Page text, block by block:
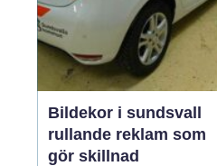
Bildekor i sundsvall
rullande reklam som
gör skillnad